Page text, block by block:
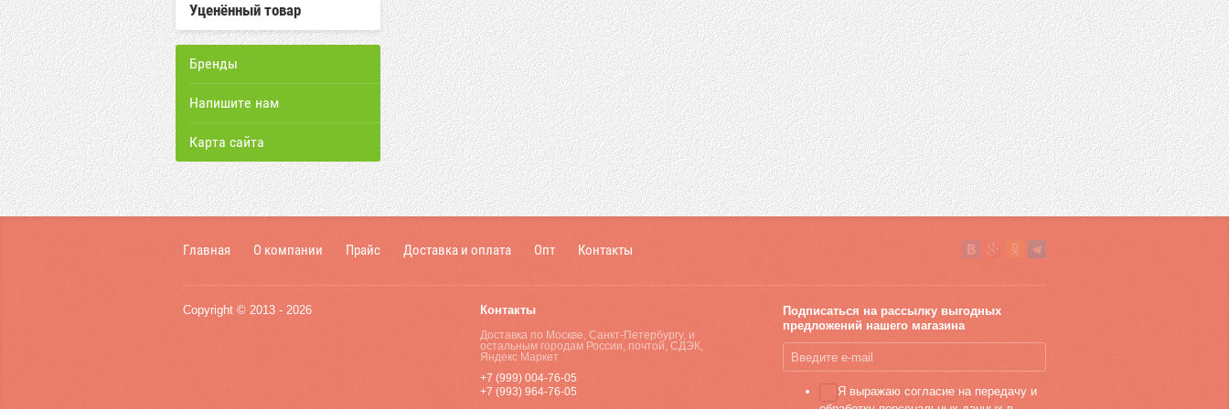
Уценённый товар
Бренды
Напишите нам
Карта сайта
Главная О компании Прайс Доставка и оплата Опт Контакты
Подписаться на рассылку выгодных
предложений нашего магазина
Я выражаю согласие на передачу и
Copyright © 2013 - 2026 Контакты
Доставка по Москве, Санкт-Петербургу, и
остальным городам России, почтой, СДЭК,
Яндекс Маркет
+7 (999) 004-76-05
+7 (993) 964-76-05